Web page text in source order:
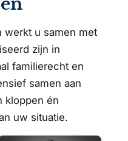
werkt u samen met
zijn in
familierecht en
samen aan
kloppen én
uw situatie.